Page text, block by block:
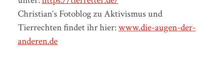
Christian‘s Fotoblog zu Aktivismus und
Tierrechten findet ihr hier:www.die-augen-der-
anderen.de